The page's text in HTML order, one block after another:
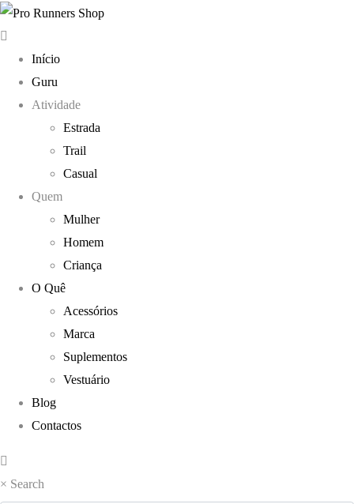
Início
Guru
Atividade
Estrada
Trail
Casual
Quem
Mulher
Homem
Criança
O Quê
Acessórios
Marca
Suplementos
Vestuário
Blog
Contactos
× Search